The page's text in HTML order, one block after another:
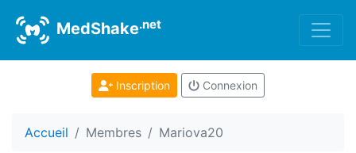
MedShake.net
Inscription Connexion
Accueil Membres Mariova20